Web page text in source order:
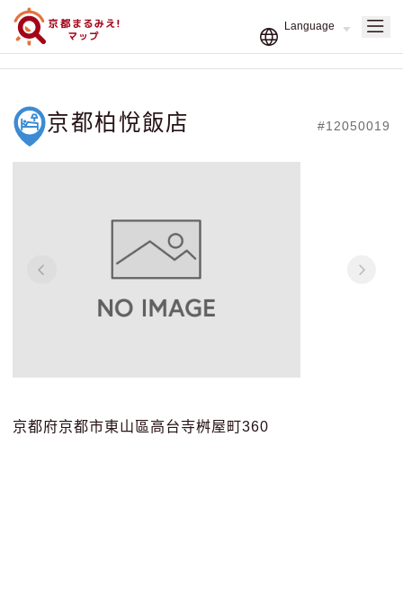
京都柏悅飯店 #12050019
京都府京都市東山區高台寺桝屋町360